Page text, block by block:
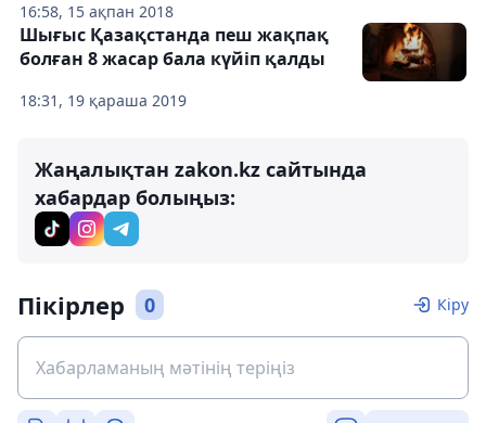
16:58, 15 ақпан 2018
18:31, 19 қараша 2019
Шығыс Қазақстанда пеш жақпақ
болған 8 жасар бала күйіп қалды
Жаңалықтан zakon.kz сайтында
хабардар болыңыз:
Пікірлер 0 Кіру